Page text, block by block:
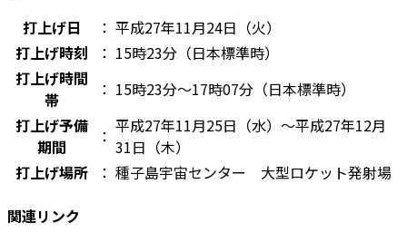
打上げ日
： 平成27年11月24日（火）
打上げ時刻
： 15時23分（日本標準時）
打上げ時間
帯
： 15時23分～17時07分（日本標準時）
打上げ予備
期間
： 平成27年11月25日（水）～平成27年12月
31日（木）
打上げ場所
： 種子島宇宙センター 大型ロケット発射場
関連リンク